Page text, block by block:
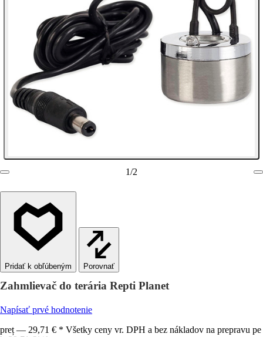
1/2
Porovnať
Zahmlievač do terária Repti Planet
Napísať prvé hodnotenie
preț — 29,71 € * Všetky ceny vr. DPH a bez nákladov na prepravu pe